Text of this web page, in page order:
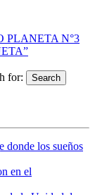
PLANETA N°3
for:
Search
donde los sueños
en el